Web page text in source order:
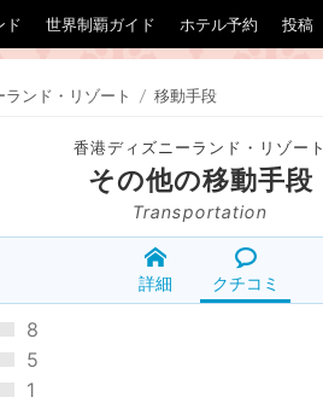
ド 世界制覇ガイド ホテル予約 投稿
ンド・リゾート / 移動手段
香港ディズニーランド・リゾート
その他の移動手段
Transportation
詳細 クチコミ
8
5
1